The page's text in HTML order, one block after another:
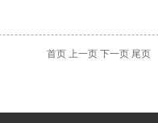
首页 上一页 下一页 尾页